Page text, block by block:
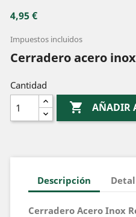
4,95 €
Impuestos incluidos
Cerradero acero
Cantidad
 AÑADIR
Descripción
Cerradero Acero Inox